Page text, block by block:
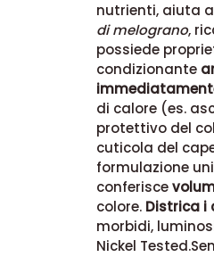
nutrienti, aiuta
di melograno,
possiede
condizionante
di calore (es.
protettivo del
cuticola del
formulazione
conferisce
colore. Districa i
morbidi,
Nickel